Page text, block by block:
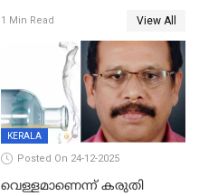
ഗർഭിണിയായ യുവതിക്ക് ക്രൂര
1 Min Read View All
KERALA
Posted On 24-12-2025
വെള്ളമാണെന്ന് കരുതി